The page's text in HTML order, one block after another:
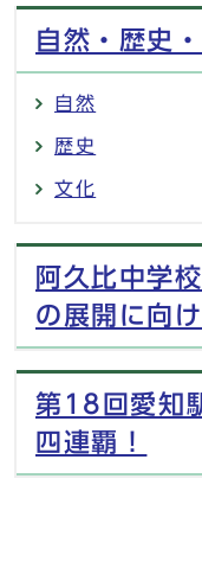
自然・歴史
自然
歴史
文化
阿久比中学
の展開に向
第18回愛知
四連覇！